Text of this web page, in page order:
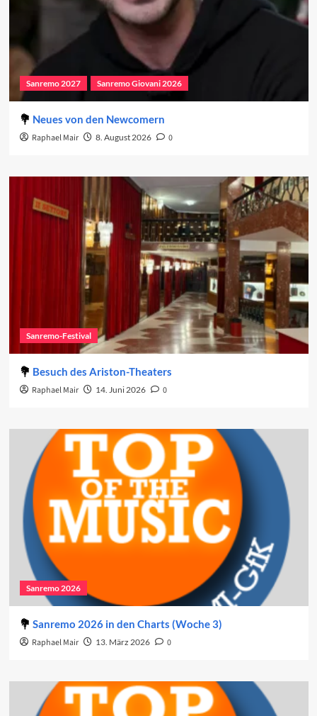
Sanremo 2027 Sanremo Giovani 2026
Neues von den Newcomern
Raphael Mair 8. August 2026 0
Sanremo-Festival
Besuch des Ariston-Theaters
Raphael Mair 14. Juni 2026 0
Sanremo 2026
Sanremo 2026 in den Charts (Woche 3)
Raphael Mair 13. März 2026 0